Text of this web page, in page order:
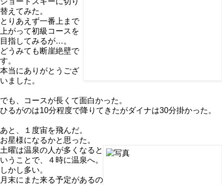
替えてみた。
とりあえず一番上まで
上がって初級コースを
目指してみるが…。
どうみても断崖絶壁で
す。
本当にありがとうござ
いました。
でも、コースが長くて面白かった。
ひるがのは10分程度で降りてきたがダイナは30分掛かった。
あと、１度宙を飛んだ。
お星様になるかと思った。
土曜は温泉の人が多くなると
いうことで、４時に温泉へ。
しかし多い。
月末にまた来る予定があるの